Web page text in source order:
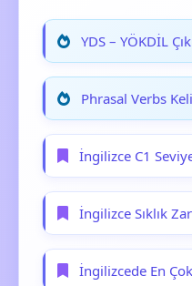
YDS – YÖKDİL
Phrasal Verbs
İngilizce C1
İngilizce Sıklık
İngilizcede En